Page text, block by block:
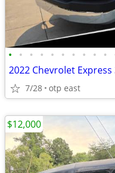
• • • • • • • • • •
7/28 otp east
$12,000